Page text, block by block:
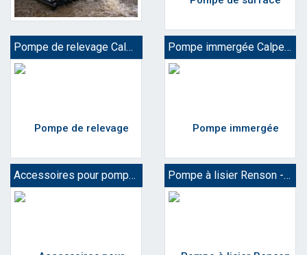
Pompe de relevage Calpeda Pompe immergée Calpeda
Accessoires pour pompe Eau Pompe à lisier Renson - Calpeda